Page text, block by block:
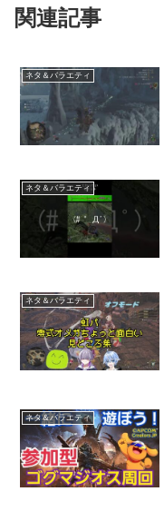
関連記事
ネタ＆バラエティ
ネタ＆バラエティ
ネタ＆バラエティ
ネタ＆バラエティ